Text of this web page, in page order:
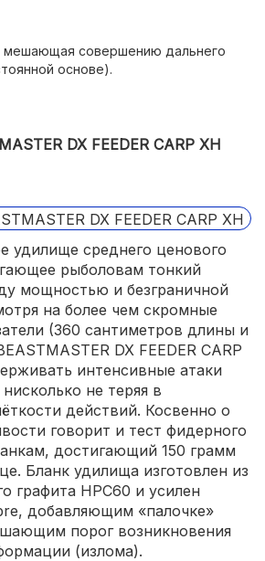
мешающая совершению дальнего
основе).
DX FEEDER CARP XH
удилище среднего ценового
рыболовам тонкий
мощностью и безграничной
на более чем скромные
(360 сантиметров длины и
DX FEEDER CARP
интенсивные атаки
не теряя в
действий. Косвенно о
говорит и тест фидерного
достигающий 150 грамм
Бланк удилища изготовлен из
графита HPC60 и усилен
добавляющим «палочке»
порог возникновения
(излома).